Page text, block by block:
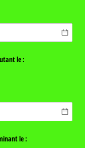
le :
le :